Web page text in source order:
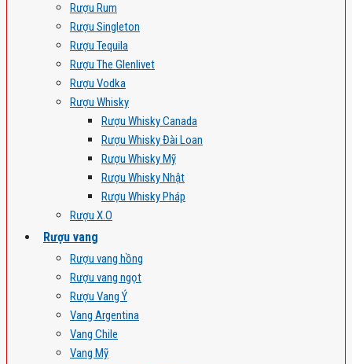
Rượu Rum
Rượu Singleton
Rượu Tequila
Rượu The Glenlivet
Rượu Vodka
Rượu Whisky
Rượu Whisky Canada
Rượu Whisky Đài Loan
Rượu Whisky Mỹ
Rượu Whisky Nhật
Rượu Whisky Pháp
Rượu X.O
Rượu vang
Rượu vang hồng
Rượu vang ngọt
Rượu Vang Ý
Vang Argentina
Vang Chile
Vang Mỹ